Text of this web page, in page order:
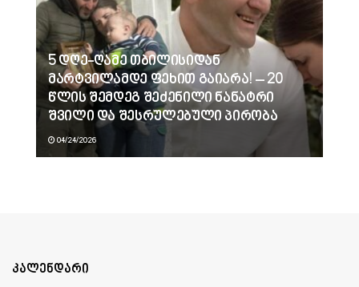
5 დღე-ღამე თბილისიდან
მარტვილამდე ფეხით გაიარა! – 20
წლის შემდეგ შეძენილი ნანატრი
შვილი და შესრულებული პირობა
04/24/2026
კალენდარი